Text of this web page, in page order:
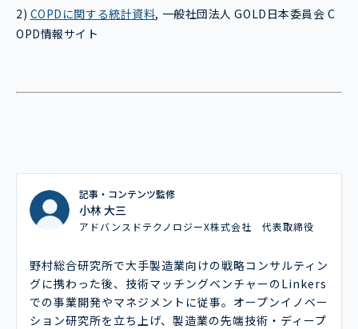
2) COPDに関する統計資料, 一般社団法人 GOLD日本委員会 C
OPD情報サイト
記事・コンテンツ監修
小林 大三
アドバンスドテクノロジーX株式会社 代表取締役
野村総合研究所で大手製造業向けの戦略コンサルティン
グに携わった後、技術マッチングベンチャーのLinkers
での事業開発やマネジメントに従事。オープンイノベー
ション研究所を立ち上げ、製造業の先端技術・ディープ